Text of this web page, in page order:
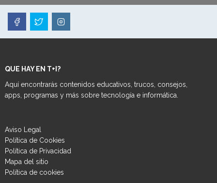
QUE HAY EN T+I?
Aquí encontrarás contenidos educativos, trucos, consejos,
apps, programas y más sobre tecnología e informática.
Aviso Legal
Política de Cookies
Política de Privacidad
Mapa del sitio
Política de cookies